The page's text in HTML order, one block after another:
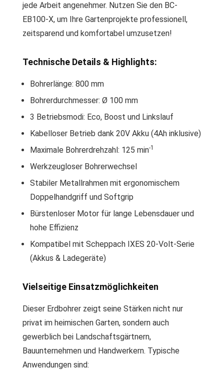
jede Arbeit angenehmer. Nutzen Sie den BC-
EB100-X, um Ihre Gartenprojekte professionell,
zeitsparend und komfortabel umzusetzen!
Technische Details & Highlights:
Bohrerlänge: 800 mm
Bohrerdurchmesser: Ø 100 mm
3 Betriebsmodi: Eco, Boost und Linkslauf
Kabelloser Betrieb dank 20V Akku (4Ah inklusive)
Maximale Bohrerdrehzahl: 125 min-1
Werkzeugloser Bohrerwechsel
Stabiler Metallrahmen mit ergonomischem
Doppelhandgriff und Softgrip
Bürstenloser Motor für lange Lebensdauer und
hohe Effizienz
Kompatibel mit Scheppach IXES 20-Volt-Serie
(Akkus & Ladegeräte)
Vielseitige Einsatzmöglichkeiten
Dieser Erdbohrer zeigt seine Stärken nicht nur
privat im heimischen Garten, sondern auch
gewerblich bei Landschaftsgärtnern,
Bauunternehmen und Handwerkern. Typische
Anwendungen sind: